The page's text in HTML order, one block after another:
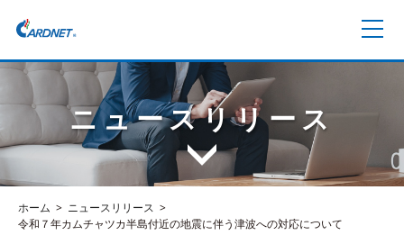
ニュースリリース
ホーム
ニュースリリース
令和７年カムチャツカ半島付近の地震に伴う津波への対応について